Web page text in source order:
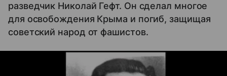
разведчик Николай Гефт. Он сделал многое
для освобождения Крыма и погиб, защищая
советский народ от фашистов.